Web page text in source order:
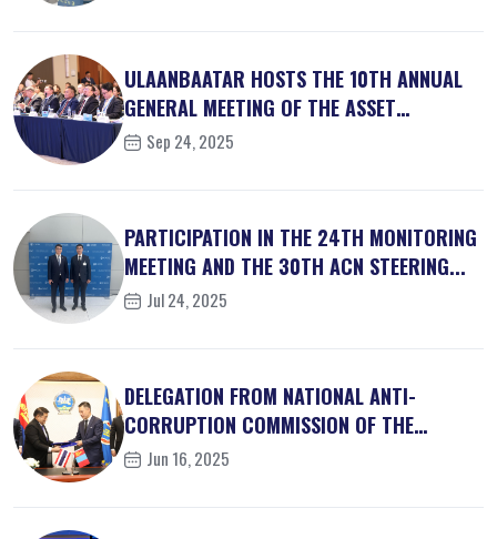
ULAANBAATAR HOSTS THE 10TH ANNUAL
GENERAL MEETING OF THE ASSET
RECOVER...
Sep 24, 2025
PARTICIPATION IN THE 24TH MONITORING
MEETING AND THE 30TH ACN STEERING...
Jul 24, 2025
DELEGATION FROM NATIONAL ANTI-
CORRUPTION COMMISSION OF THE
KINGDOM OF ...
Jun 16, 2025